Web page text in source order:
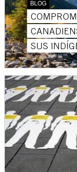
BLOG
SUS